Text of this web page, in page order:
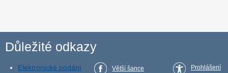
Důležité odkazy
Elektronické podání
Větší šance
Prohlášení